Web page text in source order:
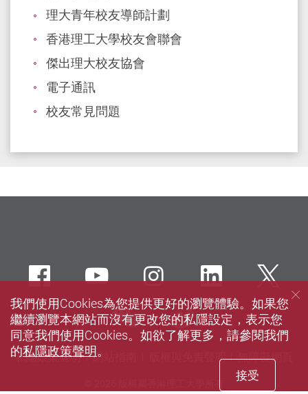
理大青年校友導師計劃
香港理工大學校友會聯會
傑出理大校友協會
電子通訊
校友常見問題
私隱政策聲明 網站指南 版權與免責聲明 無障礙網頁
FacebookYoutubeinstagramLinkedIn
wechatSina weibo
我們使用Cookies為您提供更好的瀏覽體驗。如果您
繼續瀏覽本網站而沒有更改您的私隱設定，表示您
同意我們使用Cookies。如欲了解更多，請參閱我們
的私隱政策聲明。
接受